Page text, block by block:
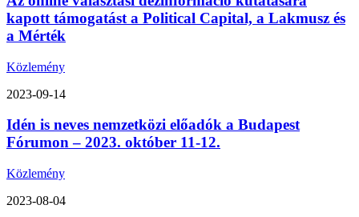
kapott támogatást a Political Capital, a Lakmusz és
a Mérték
Közlemény
2023-09-14
Idén is neves nemzetközi előadók a Budapest
Fórumon – 2023. október 11-12.
Közlemény
2023-08-04